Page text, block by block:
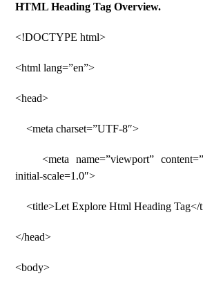
HTML Heading Tag Overview.
<!DOCTYPE html>
<html lang=”en”>
<head>
<meta charset=”UTF-8″>
<meta name=”viewport”
initial-scale=1.0″>
<title>Let Explore Html Heading Tag</
</head>
<body>